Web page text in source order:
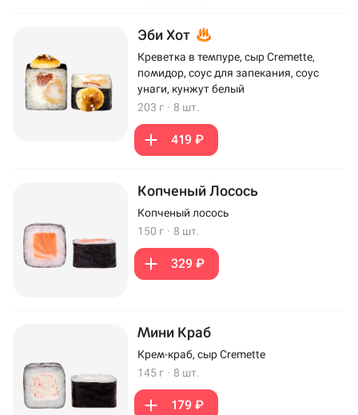
Эби Хот
Креветка в темпуре, сыр Cremette,
помидор, соус для запекания, соус
унаги, кунжут белый
203 г · 8 шт.
419 ₽
Копченый Лосось
Копченый лосось
150 г · 8 шт.
329 ₽
Мини Краб
Крем-краб, сыр Cremette
145 г · 8 шт.
179 ₽